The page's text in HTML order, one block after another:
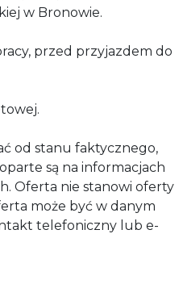
w Bronowie.
przed przyjazdem do
od stanu faktycznego,
są na informacjach
Oferta nie stanowi oferty
może być w danym
telefoniczny lub e-